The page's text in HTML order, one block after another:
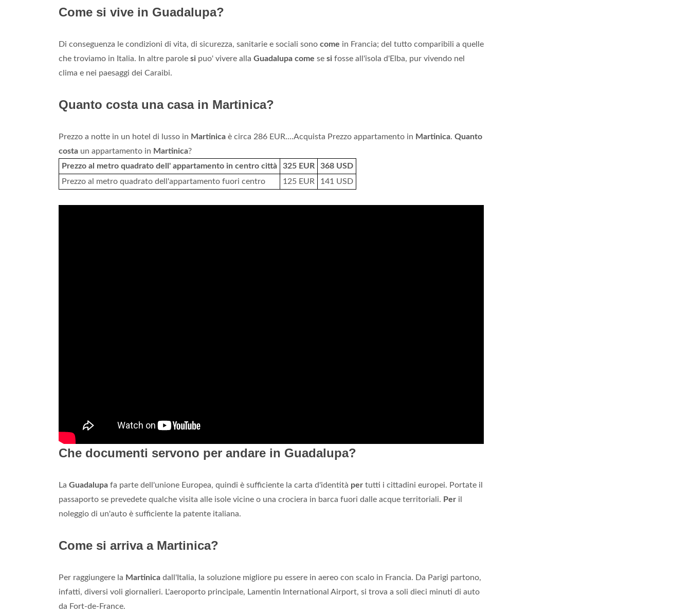
Come si vive in Guadalupa?
Di conseguenza le condizioni di vita, di sicurezza, sanitarie e sociali sono come in Francia; del tutto comparibili a quelle
che troviamo in Italia. In altre parole si puo' vivere alla Guadalupa come se si fosse all'isola d'Elba, pur vivendo nel
clima e nei paesaggi dei Caraibi.
Quanto costa una casa in Martinica?
Prezzo a notte in un hotel di lusso in Martinica è circa 286 EUR....Acquista Prezzo appartamento in Martinica. Quanto
costa un appartamento in Martinica?
Prezzo al metro quadrato dell' appartamento in centro città
325 EUR
368 USD
Prezzo al metro quadrato dell'appartamento fuori centro
125 EUR 141 USD
Che documenti servono per andare in Guadalupa?
La Guadalupa fa parte dell'unione Europea, quindi è sufficiente la carta d'identità per tutti i cittadini europei. Portate il
passaporto se prevedete qualche visita alle isole vicine o una crociera in barca fuori dalle acque territoriali. Per il
noleggio di un'auto è sufficiente la patente italiana.
Come si arriva a Martinica?
Per raggiungere la Martinica dall'Italia, la soluzione migliore pu essere in aereo con scalo in Francia. Da Parigi partono,
infatti, diversi voli giornalieri. L'aeroporto principale, Lamentin International Airport, si trova a soli dieci minuti di auto
da Fort-de-France.